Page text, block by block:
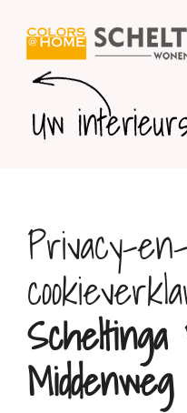
naar
inhoud
Producten
Over ons
Reviews
Privacy-en-
Middenweg